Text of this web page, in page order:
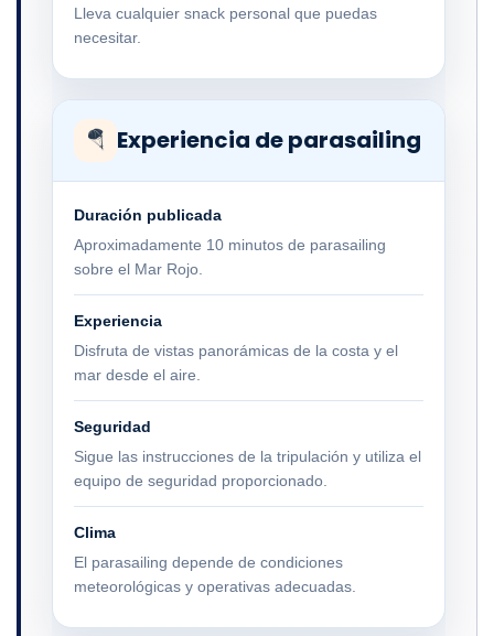
Lleva cualquier snack personal que puedas
necesitar.
🪂 Experiencia de parasailing
Duración publicada
Aproximadamente 10 minutos de parasailing
sobre el Mar Rojo.
Experiencia
Disfruta de vistas panorámicas de la costa y el
mar desde el aire.
Seguridad
Sigue las instrucciones de la tripulación y utiliza el
equipo de seguridad proporcionado.
Clima
El parasailing depende de condiciones
meteorológicas y operativas adecuadas.